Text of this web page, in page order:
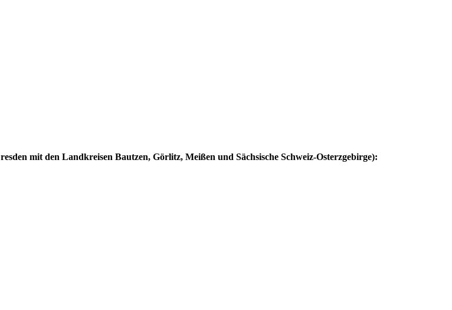
mit den Landkreisen Bautzen, Görlitz, Meißen und Sächsische Schweiz-Osterzgebirge):